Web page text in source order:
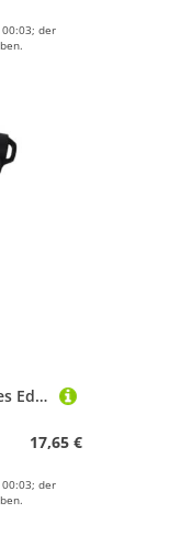
der
TOBBOMEY 2 Stück Teiliges Edelstahl Teleskop Ball Aufheber Langlebiger Ballpicker mit Komfortablem Griff Praktisches Werkzeug zum Einfachen Aufnehmen von Golf Tischtennisbällen
17,65 €
der